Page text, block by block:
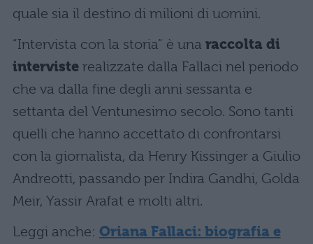
quale sia il destino di milioni di uomini.
“Intervista con la storia” è una raccolta di
interviste realizzate dalla Fallaci nel periodo
che va dalla fine degli anni sessanta e
settanta del Ventunesimo secolo. Sono tanti
quelli che hanno accettato di confrontarsi
con la giornalista, da Henry Kissinger a Giulio
Andreotti, passando per Indira Gandhi, Golda
Meir, Yassir Arafat e molti altri.
Leggi anche: Oriana Fallaci: biografia e